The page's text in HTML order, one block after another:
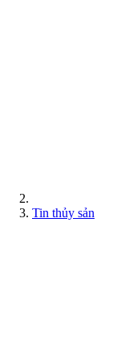
Tin thủy sản